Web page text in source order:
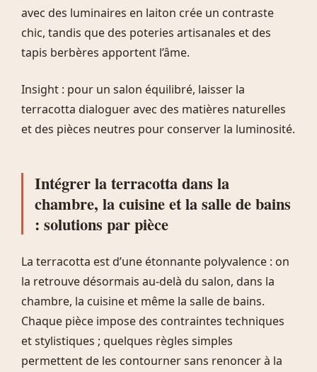
avec des luminaires en laiton crée un contraste
chic, tandis que des poteries artisanales et des
tapis berbères apportent l’âme.
Insight : pour un salon équilibré, laisser la
terracotta dialoguer avec des matières naturelles
et des pièces neutres pour conserver la luminosité.
Intégrer la terracotta dans la
chambre, la cuisine et la salle de bains
: solutions par pièce
La terracotta est d’une étonnante polyvalence : on
la retrouve désormais au-delà du salon, dans la
chambre, la cuisine et même la salle de bains.
Chaque pièce impose des contraintes techniques
et stylistiques ; quelques règles simples
permettent de les contourner sans renoncer à la